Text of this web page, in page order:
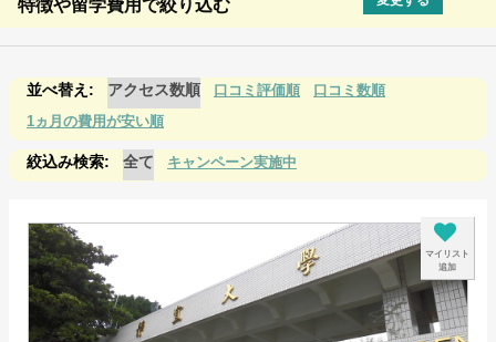
特徴や留学費用で絞り込む
アクセス数順 口コミ評価順
口コミ数順
1ヵ月の費用が安い順
全て キャンペーン実施中
マイリスト
追加